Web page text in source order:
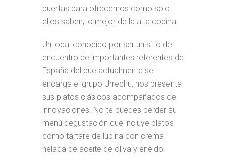
puertas para ofrecernos como solo
ellos saben, lo mejor de la alta cocina.
Un local conocido por ser un sitio de
encuentro de importantes referentes de
España del que actualmente se
encarga el grupo Urrechu, nos presenta
sus platos clásicos acompañados de
innovaciones. No te puedes perder su
menú degustación que incluye platos
como tartare de lubina con crema
helada de aceite de oliva y eneldo.